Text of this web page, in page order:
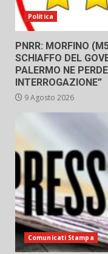
Politica
PNRR: MORFINO
SCHIAFFO DEL
PALERMO NE
INTERROGAZIONE”
9 Agosto 2026
Comunicati Stampa